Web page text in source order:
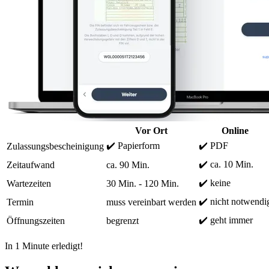
Vor Ort
Online
Zulassungsbescheinigung ✔️ Papierform
✔️ PDF
Zeitaufwand
ca. 90 Min.
✔️ ca. 10 Min.
Wartezeiten
30 Min. - 120 Min.
✔️ keine
Termin
muss vereinbart werden ✔️ nicht
Öffnungszeiten
begrenzt ✔️ geht immer
In 1 Minute erledigt!